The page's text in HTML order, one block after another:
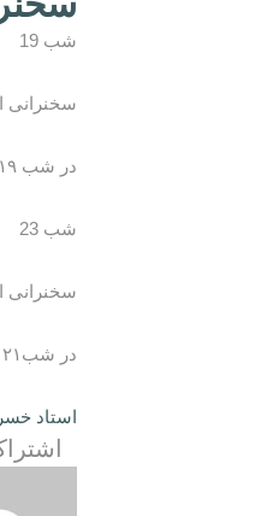
شب 19
سخنرانی
در شب ۱۹ ماه مبارک رمضان ۱۴۴۲ در مسجد شهید توتونچی شهرستان دزفول
شب 23
سخنرانی
در شب۲۱ ماه مبارک رمضان ۱۴۴۲ در مسجد شهید توتونچی شهرستان دزفول
استاد